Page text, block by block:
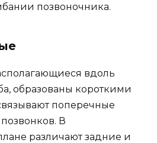
позвоночника.
вдоль
образованы короткими
поперечные
В
различают задние и